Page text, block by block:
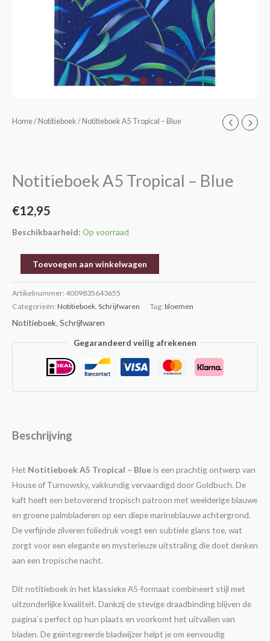
Home/ Notitieboek / Notitieboek A5 Tropical – Blue
Notitieboek A5 Tropical – Blue
€12,95
Beschikbaarheid: Op voorraad
Notitieboek
Blue
Toevoegen aan winkelwagen
Artikelnummer: 4009835643655
Categorieën: Notitieboek Schrijfwaren Tag: bloemen
Notitieboek, Schrijfwaren
Gegarandeerd veilig afrekenen
Beschrijving
Het Notitieboek A5 Tropical – Blueis een prachtig ontwerp van
House of Turnowsky, vakkundig vervaardigd door Goldbuch. De
kaft heeft een betoverend tropisch patroon met weelderige blauwe
en groene palmbladeren op een diepe marineblauwe achtergrond.
De verfijnde zilveren foliedruk voegt een subtiele glans toe, wat
zorgt voor een elegante en mysterieuze uitstraling die doet denken
aan een tropische nacht.
Dit notitieboek in het klassieke A5-formaat combineert stijl met
uitzonderlijke kwaliteit. Dankzij de stevige draadbinding blijven de
pagina’s perfect op hun plaats en voorkomt het uitvallen van
bladen. De geïntegreerde bladwijzer helpt je om eenvoudig